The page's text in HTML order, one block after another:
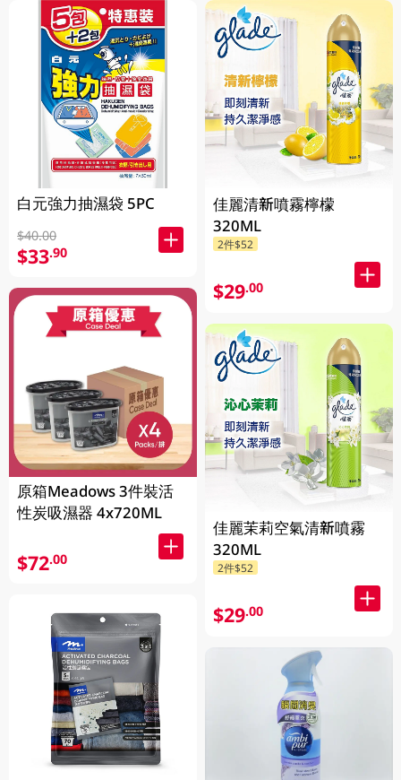
白元強力抽濕袋 5PC
$40.00
$33.90
原箱Meadows 3件裝活
性炭吸濕器 4x720ML
$72.00
佳麗清新噴霧檸檬
320ML
2件$52
$29.00
佳麗茉莉空氣清新噴霧
320ML
2件$52
$29.00